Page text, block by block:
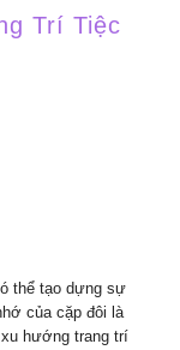
Trí Tiệc
thể tạo dựng sự
của cặp đôi là
hướng trang trí